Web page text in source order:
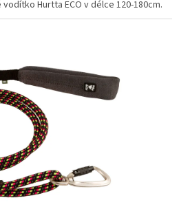
Hurtta ECO v délce 120-180cm.